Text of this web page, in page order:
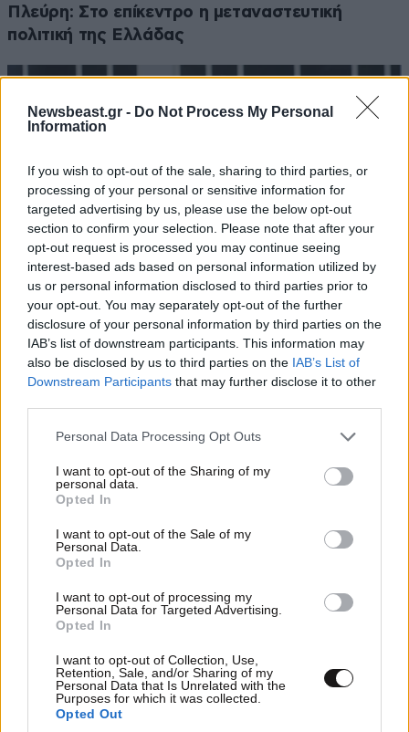
Newsbeast.gr - Do Not Process My Personal
Information
If you wish to opt-out of the sale, sharing to third parties, or
processing of your personal or sensitive information for
targeted advertising by us, please use the below opt-out
section to confirm your selection. Please note that after your
opt-out request is processed you may continue seeing
interest-based ads based on personal information utilized by
us or personal information disclosed to third parties prior to
your opt-out. You may separately opt-out of the further
disclosure of your personal information by third parties on the
IAB’s list of downstream participants. This information may
also be disclosed by us to third parties on the IAB’s List of
Downstream Participants that may further disclose it to other
Please note that this website/app uses one or more Google
not limited to your visit or usage behaviour. You may click to
grant or deny consent to Google and its third-party tags to
use your data for below specified purposes in below Google
consent section.
Personal Data Processing Opt Outs
I want to opt-out of the Sharing of my
personal data.
Opted In
I want to opt-out of the Sale of my
Personal Data.
Opted In
I want to opt-out of processing my
Personal Data for Targeted Advertising.
Opted In
I want to opt-out of Collection, Use,
Retention, Sale, and/or Sharing of my
Personal Data that Is Unrelated with the
Purposes for which it was collected.
Opted Out
Πλεύρη: Στο επίκεντρο η μεταναστευτική
πολιτική της Ελλάδας
Νέα αποχώρηση στο κόμμα «Ελπίδα για τη
Δημοκρατία» με αιχμές για «απολυταρχικό
προσωποπαγές διευθυντήριο Καρυστιανού –
Γρατσία»